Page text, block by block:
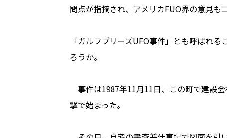
問点が指摘され、アメリカFUO界の意見も
「ガルフブリーズUFO事件」とも呼ばれ
ろうか。
事件は1987年11月11日、この町で建設
撃で始まった。